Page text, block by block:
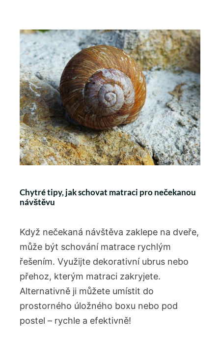
Chytré tipy, jak schovat matraci pro nečekanou
návštěvu
Když nečekaná návštěva zaklepe na dveře,
může být schování matrace rychlým
řešením. Využijte dekorativní ubrus nebo
přehoz, kterým matraci zakryjete.
Alternativně ji můžete umístit do
prostorného úložného boxu nebo pod
postel – rychle a efektivně!